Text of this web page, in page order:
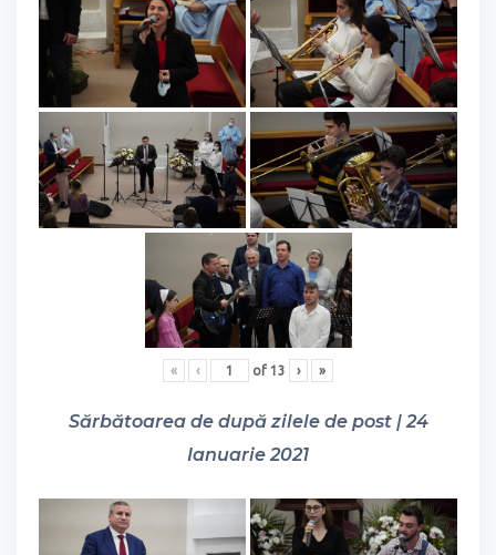
« ‹ of 13 › »
Sărbătoarea de după zilele de post | 24
Ianuarie 2021